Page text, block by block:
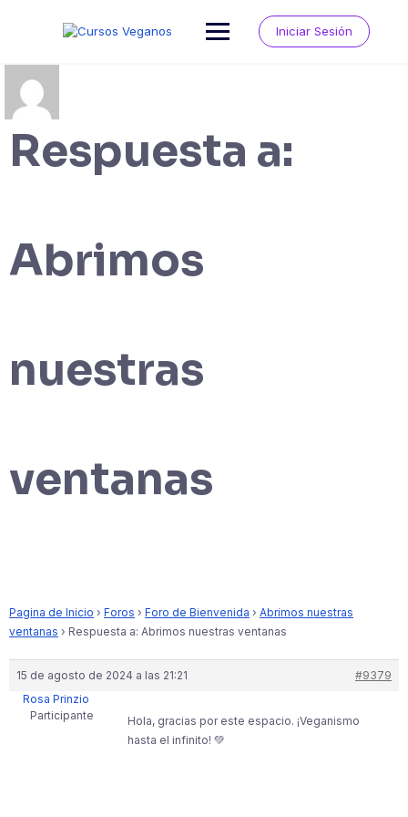
Iniciar Sesión
Respuesta a:
Abrimos
nuestras
ventanas
Pagina de Inicio › Foros › Foro de Bienvenida › Abrimos nuestras
ventanas › Respuesta a: Abrimos nuestras ventanas
15 de agosto de 2024 a las 21:21
#9379
Rosa Prinzio
Participante
Hola, gracias por este espacio. ¡Veganismo
hasta el infinito! 💚